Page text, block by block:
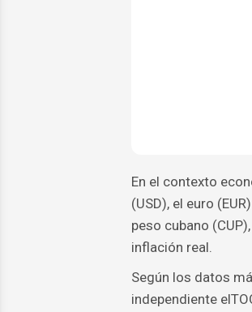
En el contexto
(USD), el euro
peso cubano
inflación real.
Según los datos
independiente